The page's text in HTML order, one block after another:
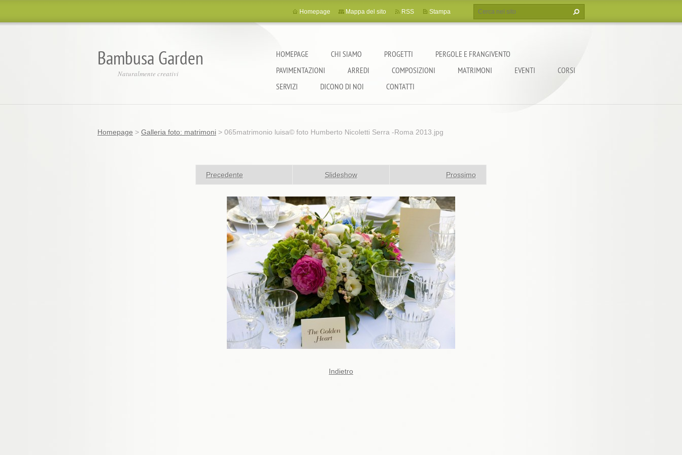
Bambusa Garden
Naturalmente creativi
HOMEPAGE CHI SIAMO PROGETTI
PERGOLE E FRANGIVENTO
PAVIMENTAZIONI
ARREDI COMPOSIZIONI MATRIMONI EVENTI
CORSI
SERVIZI
DICONO DI NOI CONTATTI
Homepage Mappa del sito RSS Stampa
Homepage > Galleria foto: matrimoni > 065matrimonio luisa© foto Humberto Nicoletti Serra -Roma 2013.jpg
Precedente Slideshow Prossimo
Indietro